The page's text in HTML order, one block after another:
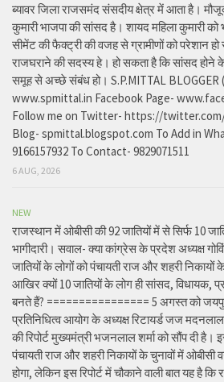
ब्यावर जिला राजसमंद संसदीय क्षेत्र में आता है।
कुमारी भाजपा की सांसद है। शायद महिला कुमारी को
सीमेंट की फैक्ट्री की वजह से ग्रामीणों को परेशान हो
राजघराने की सदस्य हे। हो सकता है कि सांसद होने
समूह से अच्छे संबंध हो। S.P.MITTAL BLOGGER
www.spmittal.in Facebook Page-
Follow me on Twitter- https://
Blog- spmittal.blogspot.com To Add in
9166157932 To Contact- 9829071511
6 AUG, 2026
NEW
राजस्थान में ओबीसी की 92 जातियों में से सिर्फ 10
भागीदारी। सवाल- क्या कांग्रेस के प्रदेश अध्यक्ष
जातियों के लोगों को पंचायती राज और शहरी निकायों
आखिर क्यों 10 जातियों के लोग ही सांसद, विधायक,
बनते हैं? ================ 5 अगस्त को
प्रतिनिधित्व आयोग के अध्यक्ष रिटायर्ड जज
की रिपोर्ट मुख्यमंत्री भजनलाल शर्मा को सौंप दी है।
पंचायती राज और शहरी निकायों के चुनावों में ओबीसी
होगा, लेकिन इस रिपोर्ट में चौकाने वाली बात यह है